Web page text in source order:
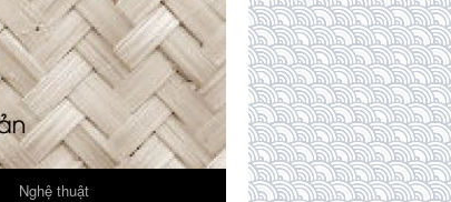
Nghệ thuật